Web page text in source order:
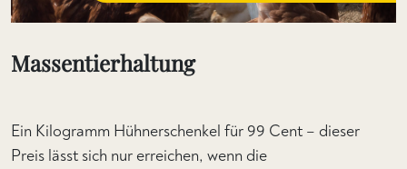
Massentierhaltung
Ein Kilogramm Hühnerschenkel für 99 Cent – dieser
Preis lässt sich nur erreichen, wenn die